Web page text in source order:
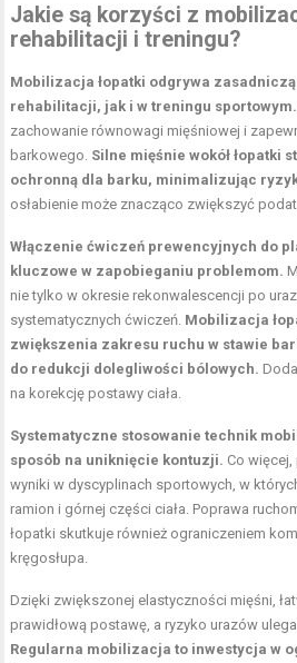
Jakie są korzyści z
rehabilitacji i treningu?
Mobilizacja łopatki odgrywa
rehabilitacji, jak i w treningu sportowym.
zachowanie równowagi mięśniowej i
barkowego. Silne mięśnie wokół łopatki
ochronną dla barku, minimalizując
osłabienie może znacząco zwiększyć
Włączenie ćwiczeń prewencyjnych do
kluczowe w zapobieganiu problemom.
nie tylko w okresie rekonwalescencji po
systematycznych ćwiczeń. Mobilizacja
zwiększenia zakresu ruchu w stawie
do redukcji dolegliwości bólowych.
na korekcję postawy ciała.
Systematyczne stosowanie technik
sposób na uniknięcie kontuzji. Co
wyniki w dyscyplinach sportowych, w
ramion i górnej części ciała. Poprawa
łopatki skutkuje również ograniczeniem
kręgosłupa.
Dzięki zwiększonej elastyczności mięśni,
prawidłową postawę, a ryzyko urazów
Regularna mobilizacja to inwestycja w